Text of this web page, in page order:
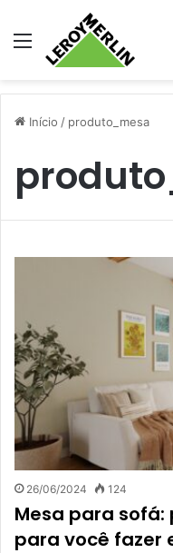
Menu
Início / produto_mesa
26/06/2024 124
Mesa para
para você fazer